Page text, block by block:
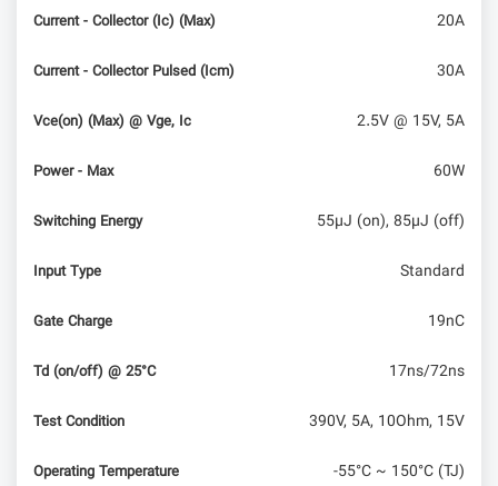
Current - Collector (Ic) (Max) 20A
Current - Collector Pulsed (Icm) 30A
Vce(on) (Max) @ Vge, Ic 2.5V @ 15V, 5A
Power - Max 60W
Switching Energy 55µJ (on), 85µJ (off)
Input Type Standard
Gate Charge 19nC
Td (on/off) @ 25°C 17ns/72ns
Test Condition 390V, 5A, 10Ohm, 15V
Operating Temperature -55°C ~ 150°C (TJ)